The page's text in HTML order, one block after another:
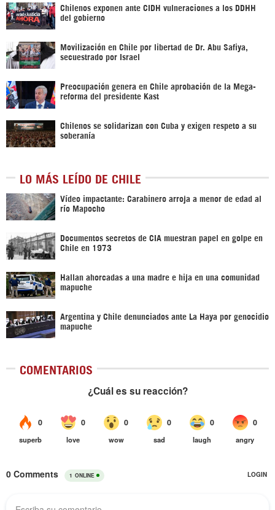
Chilenos exponen ante CIDH vulneraciones a los DDHH
del gobierno
Movilización en Chile por libertad de Dr. Abu Safiya,
secuestrado por Israel
Preocupación genera en Chile aprobación de la Mega-
reforma del presidente Kast
Chilenos se solidarizan con Cuba y exigen respeto a su
soberanía
LO MÁS LEÍDO DE CHILE
Vídeo impactante: Carabinero arroja a menor de edad al
río Mapocho
Documentos secretos de CIA muestran papel en golpe en
Chile en 1973
Hallan ahorcadas a una madre e hija en una comunidad
mapuche
Argentina y Chile denunciados ante La Haya por genocidio
mapuche
COMENTARIOS